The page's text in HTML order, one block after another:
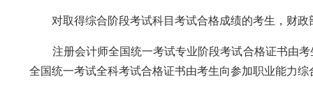
对取得综合阶段考试科目考试合格成绩的考生，财政
注册会计师全国统一考试专业阶段考试合格证书由考
全国统一考试全科考试合格证书由考生向参加职业能力